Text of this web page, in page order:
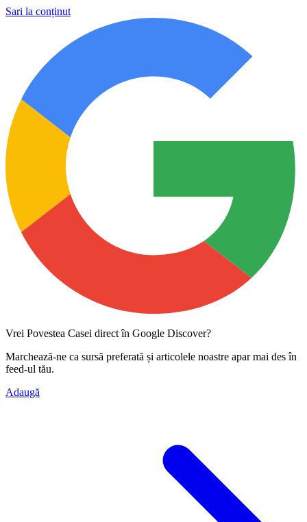
Sari la conținut
Vrei Povestea Casei direct în Google Discover?
Marchează-ne ca sursă preferată și articolele noastre apar mai des în
feed-ul tău.
Adaugă